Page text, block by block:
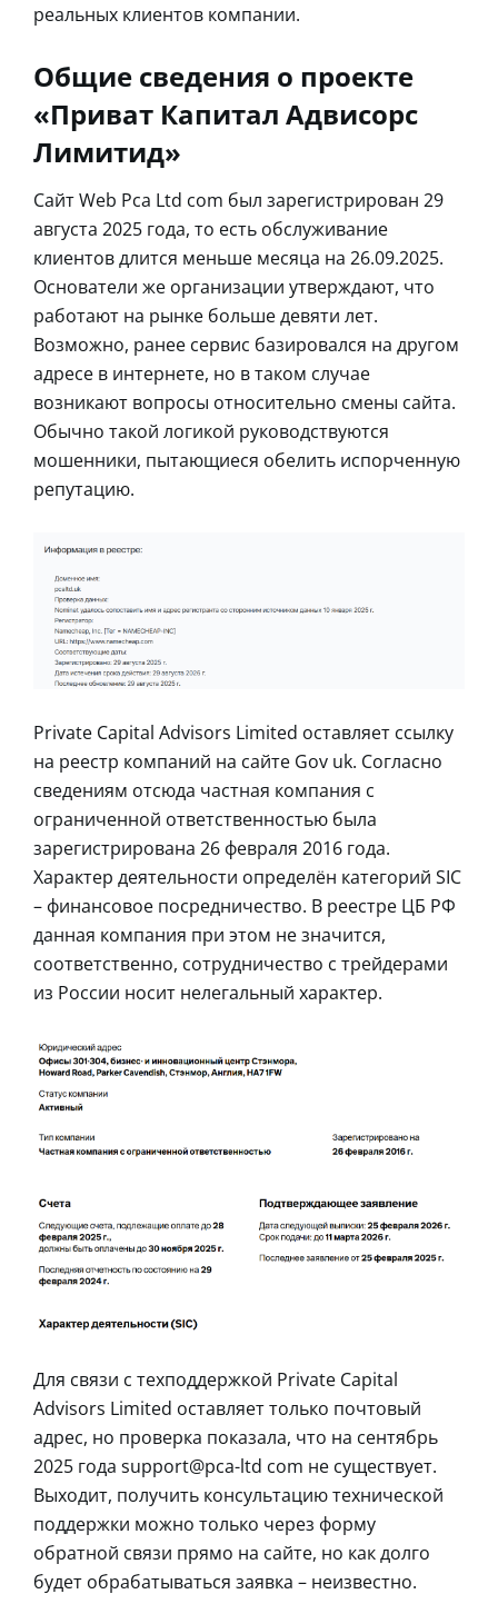
реальных клиентов компании.
Общие сведения о проекте
«Приват Капитал Адвисорс
Лимитид»
Сайт Web Pca Ltd com был зарегистрирован 29
августа 2025 года, то есть обслуживание
клиентов длится меньше месяца на 26.09.2025.
Основатели же организации утверждают, что
работают на рынке больше девяти лет.
Возможно, ранее сервис базировался на другом
адресе в интернете, но в таком случае
возникают вопросы относительно смены сайта.
Обычно такой логикой руководствуются
мошенники, пытающиеся обелить испорченную
репутацию.
Private Capital Advisors Limited оставляет ссылку
на реестр компаний на сайте Gov uk. Согласно
сведениям отсюда частная компания с
ограниченной ответственностью была
зарегистрирована 26 февраля 2016 года.
Характер деятельности определён категорий SIC
– финансовое посредничество. В реестре ЦБ РФ
данная компания при этом не значится,
соответственно, сотрудничество с трейдерами
из России носит нелегальный характер.
Для связи с техподдержкой Private Capital
Advisors Limited оставляет только почтовый
адрес, но проверка показала, что на сентябрь
2025 года support@pca-ltd com не существует.
Выходит, получить консультацию технической
поддержки можно только через форму
обратной связи прямо на сайте, но как долго
будет обрабатываться заявка – неизвестно.